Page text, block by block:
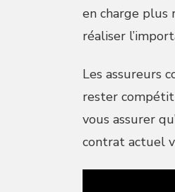
en charge plus
réaliser
Les assureurs
rester
vous assurer
contrat actuel